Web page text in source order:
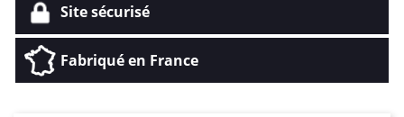
Site sécurisé
Fabriqué en France